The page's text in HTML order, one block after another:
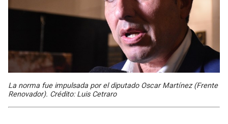
La norma fue impulsada por el diputado Oscar Martínez (Frente
Renovador). Crédito: Luis Cetraro